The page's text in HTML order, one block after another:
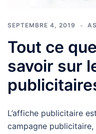
SEPTEMBRE 4, 2019
Tout ce
savoir sur
L’affiche publicitaire
campagne